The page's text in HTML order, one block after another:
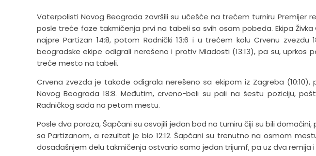
Vaterpolisti Novog Beograda završili su učešće na trećem turniru Premijer
posle treće faze takmičenja prvi na tabeli sa svih osam pobeda. Ekipa
najpre Partizan 14:8, potom Radnički 13:6 i u trećem kolu Crvenu zvezdu
beogradske ekipe odigrali nerešeno i protiv Mladosti (13:13), pa su, uprkos
treće mesto na tabeli.
Crvena zvezda je takođe odigrala nerešeno sa ekipom iz Zagreba (10:10),
Novog Beograda 18:8. Međutim, crveno-beli su pali na šestu poziciju,
Radničkog sada na petom mestu.
Posle dva poraza, Šapčani su osvojili jedan bod na turniru čiji su bili
sa Partizanom, a rezultat je bio 12:12. Šapčani su trenutno na osmom
dosadašnjem delu takmičenja ostvario samo jedan trijumf, pa uz dva